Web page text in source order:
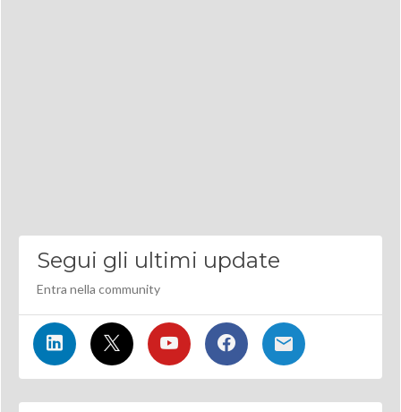
Segui gli ultimi update
Entra nella community